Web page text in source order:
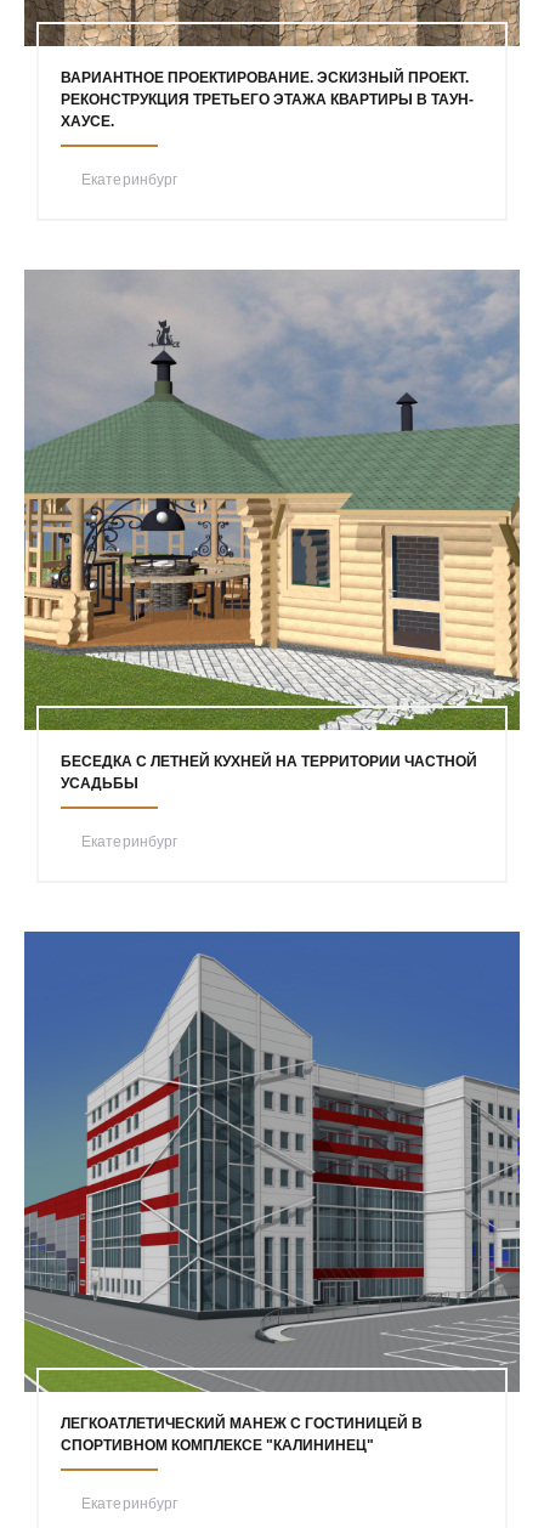
ВАРИАНТНОЕ ПРОЕКТИРОВАНИЕ. ЭСКИЗНЫЙ ПРОЕКТ.
РЕКОНСТРУКЦИЯ ТРЕТЬЕГО ЭТАЖА КВАРТИРЫ В ТАУН-
ХАУСЕ.
Екатеринбург
БЕСЕДКА С ЛЕТНЕЙ КУХНЕЙ НА ТЕРРИТОРИИ ЧАСТНОЙ
УСАДЬБЫ
Екатеринбург
ЛЕГКОАТЛЕТИЧЕСКИЙ МАНЕЖ С ГОСТИНИЦЕЙ В
СПОРТИВНОМ КОМПЛЕКСЕ "КАЛИНИНЕЦ"
Екатеринбург